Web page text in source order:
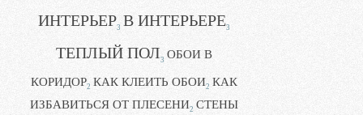
ИНТЕРЬЕР3 В ИНТЕРЬЕРЕ3
ТЕПЛЫЙ ПОЛ3 ОБОИ В
КОРИДОР2 КАК КЛЕИТЬ ОБОИ2 КАК
ИЗБАВИТЬСЯ ОТ ПЛЕСЕНИ2 СТЕНЫ